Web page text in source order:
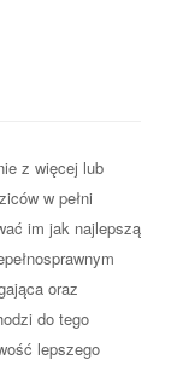
z więcej lub
w pełni
im jak najlepszą
oraz
do tego
lepszego